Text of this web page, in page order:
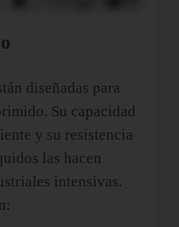
diseñadas para
Su capacidad
y su resistencia
las hacen
intensivas.